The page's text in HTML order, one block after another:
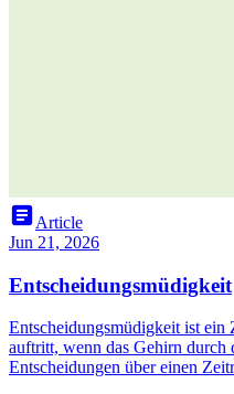
articleArticle
Jun 21, 2026
Entscheidungsmüdigkeit
Entscheidungsmüdigkeit ist ein
auftritt, wenn das Gehirn durch
Entscheidungen über einen